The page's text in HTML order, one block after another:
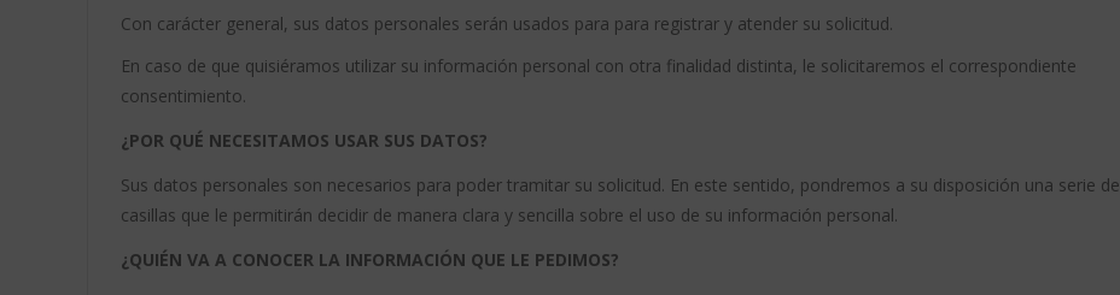
Con carácter general, sus datos personales serán usados para para registrar y atender su solicitud.
En caso de que quisiéramos utilizar su información personal con otra finalidad distinta, le solicitaremos el correspondiente
consentimiento.
¿POR QUÉ NECESITAMOS USAR SUS DATOS?
Sus datos personales son necesarios para poder tramitar su solicitud. En este sentido, pondremos a su disposición una serie de
casillas que le permitirán decidir de manera clara y sencilla sobre el uso de su información personal.
¿QUIÉN VA A CONOCER LA INFORMACIÓN QUE LE PEDIMOS?